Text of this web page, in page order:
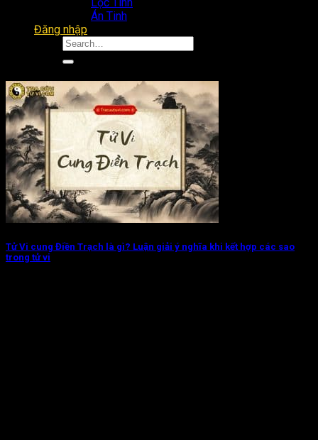
Án Tinh
Đăng nhập
Tử Vi cung Điền Trạch là gì? Luận giải ý nghĩa khi kết hợp các sao
trong tử vi